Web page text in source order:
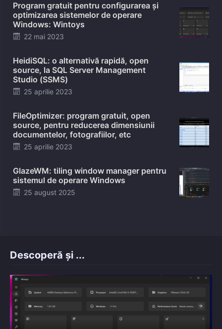
Program gratuit pentru configurarea și
optimizarea sistemelor de operare
Windows: Wintoys
Posted
22 mai 2023
HeidiSQL: o alternativă rapidă, open
source, la SQL Server Management
Studio (SSMS)
Posted
25 aprilie 2023
FileOptimizer: program gratuit, open
source, pentru reducerea dimensiunii
documentelor, fotografiilor, etc
Posted
25 aprilie 2023
GlazeWM: tiling window manager pentru
sistemul de operare Windows
Posted
25 august 2025
Descoperă și ...